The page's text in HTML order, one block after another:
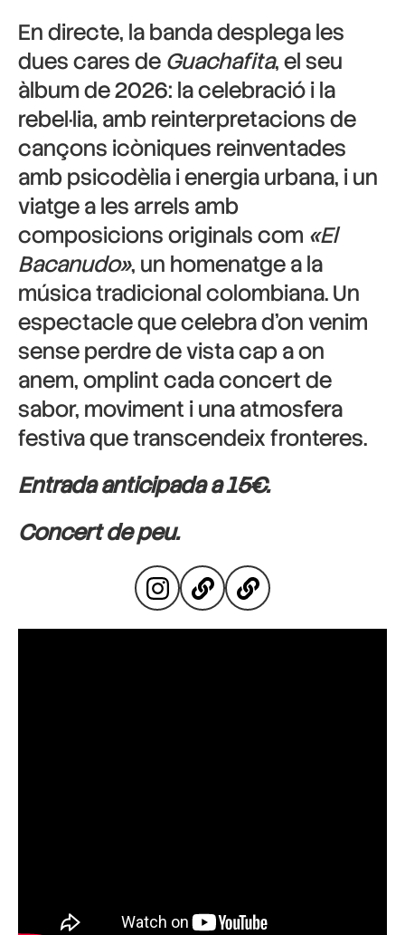
En directe, la banda desplega les
dues cares de Guachafita, el seu
àlbum de 2026: la celebració i la
rebel·lia, amb reinterpretacions de
cançons icòniques reinventades
amb psicodèlia i energia urbana, i un
viatge a les arrels amb
composicions originals com «El
Bacanudo», un homenatge a la
música tradicional colombiana. Un
espectacle que celebra d’on venim
sense perdre de vista cap a on
anem, omplint cada concert de
sabor, moviment i una atmosfera
festiva que transcendeix fronteres.
Entrada anticipada a 15€.
Concert de peu.